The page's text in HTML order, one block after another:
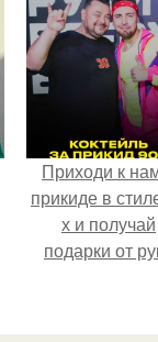
Приходи к
прикиде в
х и получай
подарки от